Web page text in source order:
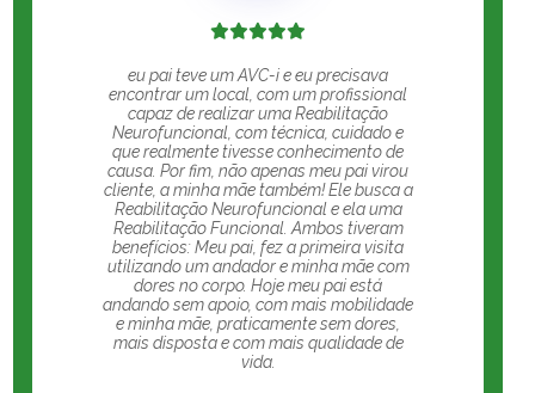
eu pai teve um AVC-i e eu precisava
encontrar um local, com um profissional
capaz de realizar uma Reabilitação
Neurofuncional, com técnica, cuidado e
que realmente tivesse conhecimento de
causa. Por fim, não apenas meu pai virou
cliente, a minha mãe também! Ele busca a
Reabilitação Neurofuncional e ela uma
Reabilitação Funcional. Ambos tiveram
benefícios: Meu pai, fez a primeira visita
utilizando um andador e minha mãe com
dores no corpo. Hoje meu pai está
andando sem apoio, com mais mobilidade
e minha mãe, praticamente sem dores,
mais disposta e com mais qualidade de
vida.